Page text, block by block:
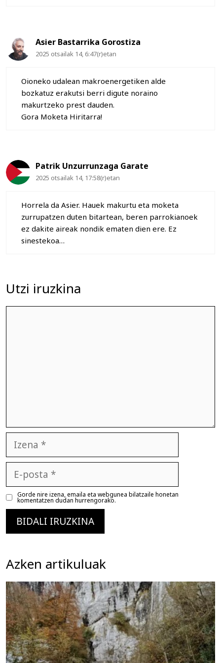
Asier Bastarrika Gorostiza
2025 otsailak 14, 6:47(r)etan
Oioneko udalean makroenergetiken alde
bozkatuz erakutsi berri digute noraino
makurtzeko prest dauden.
Gora Moketa Hiritarra!
Patrik Unzurrunzaga Garate
2025 otsailak 14, 17:58(r)etan
Horrela da Asier. Hauek makurtu eta moketa
zurrupatzen duten bitartean, beren parrokianoek
ez dakite aireak nondik ematen dien ere. Ez
sinestekoa…
Utzi iruzkina
posta
Gorde nire izena, emaila eta webgunea bilatzaile honetan
komentatzen dudan hurrengorako.
Azken artikuluak